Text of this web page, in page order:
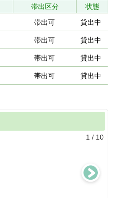
帯出区分
状態
帯出可 貸出中
帯出可 貸出中
帯出可 貸出中
帯出可 貸出中
1 / 10